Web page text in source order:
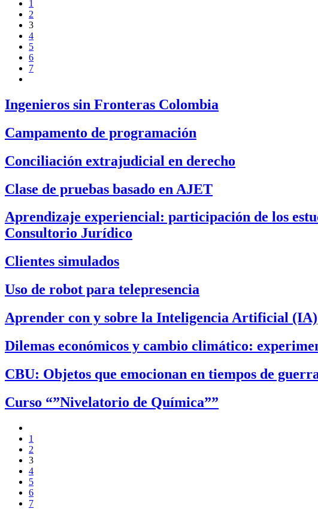
1
2
3
4
5
6
7
Ingenieros sin Fronteras Colombia
Campamento de programación
Conciliación extrajudicial en derecho
Clase de pruebas basado en AJET
Aprendizaje experiencial: participación de los
Consultorio Jurídico
Clientes simulados
Uso de robot para telepresencia
Aprender con y sobre la Inteligencia Artificial (IA)
Dilemas económicos y cambio climático:
CBU: Objetos que emocionan en tiempos de
Curso “”Nivelatorio de Química””
1
2
3
4
5
6
7